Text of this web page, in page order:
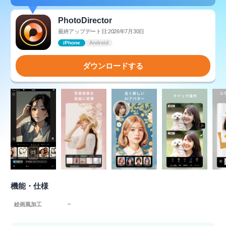
PhotoDirector
最終アップデート日:2026年7月30日
iPhone Android
ダウンロードする
機能・仕様
絵画風加工 －